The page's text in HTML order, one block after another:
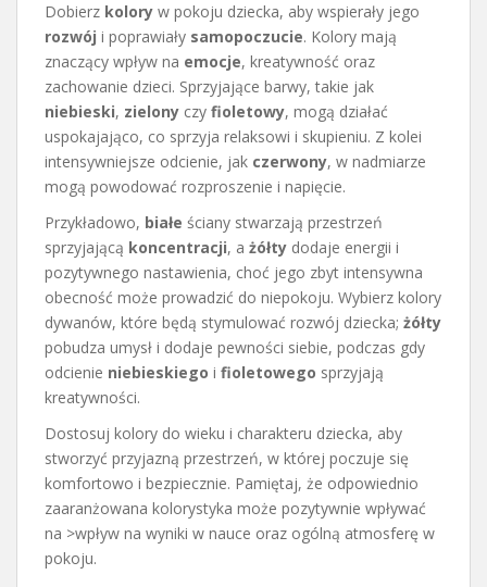
Dobierz kolory w pokoju dziecka, aby wspierały jego
rozwój i poprawiały samopoczucie. Kolory mają
znaczący wpływ na emocje, kreatywność oraz
zachowanie dzieci. Sprzyjające barwy, takie jak
niebieski, zielony czy fioletowy, mogą działać
uspokajająco, co sprzyja relaksowi i skupieniu. Z kolei
intensywniejsze odcienie, jak czerwony, w nadmiarze
mogą powodować rozproszenie i napięcie.
Przykładowo, białe ściany stwarzają przestrzeń
sprzyjającą koncentracji, a żółty dodaje energii i
pozytywnego nastawienia, choć jego zbyt intensywna
obecność może prowadzić do niepokoju. Wybierz kolory
dywanów, które będą stymulować rozwój dziecka; żółty
pobudza umysł i dodaje pewności siebie, podczas gdy
odcienie niebieskiego i fioletowego sprzyjają
kreatywności.
Dostosuj kolory do wieku i charakteru dziecka, aby
stworzyć przyjazną przestrzeń, w której poczuje się
komfortowo i bezpiecznie. Pamiętaj, że odpowiednio
zaaranżowana kolorystyka może pozytywnie wpływać
na >wpływ na wyniki w nauce oraz ogólną atmosferę w
pokoju.